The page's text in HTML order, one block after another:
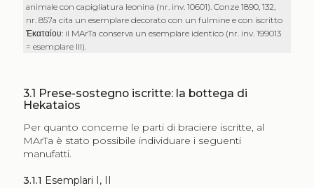
animale con capigliatura leonina (nr. inv. 10601). Conze 1890, 132,
nr. 857a cita un esemplare decorato con un fulmine e con iscritto
Ἑκαταίου: il MArTa conserva un esemplare identico (nr. inv. 199013
= esemplare III).
3.1 Prese-sostegno iscritte: la bottega di
Hekataios
Per quanto concerne le parti di braciere iscritte, al
MArTa è stato possibile individuare i seguenti
manufatti.
3.1.1 Esemplari I, II